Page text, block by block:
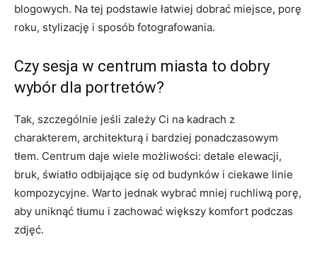
blogowych. Na tej podstawie łatwiej dobrać miejsce, porę
roku, stylizację i sposób fotografowania.
Czy sesja w centrum miasta to dobry
wybór dla portretów?
Tak, szczególnie jeśli zależy Ci na kadrach z
charakterem, architekturą i bardziej ponadczasowym
tłem. Centrum daje wiele możliwości: detale elewacji,
bruk, światło odbijające się od budynków i ciekawe linie
kompozycyjne. Warto jednak wybrać mniej ruchliwą porę,
aby uniknąć tłumu i zachować większy komfort podczas
zdjęć.